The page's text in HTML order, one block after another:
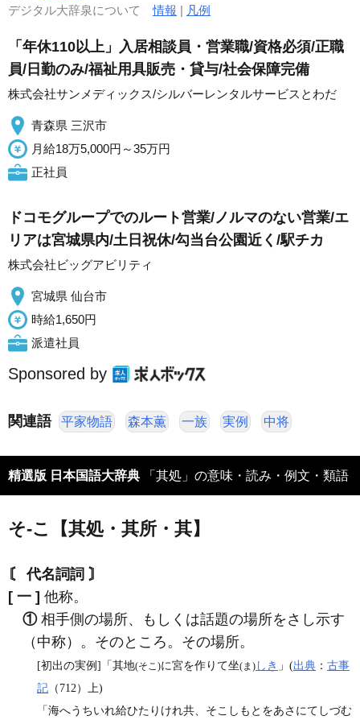
デジタル大辞泉について情報 | 凡例
「年休110以上」入居相談員・営業職/資格必須/正職
員/日勤のみ/福祉用具販売・貸与/社会保障完備
株式会社サンメディックス/シルバーレンタルサービスとわだ
青森県 三沢市
月給18万5,000円～35万円
正社員
ドコモグループでのルート営業/ノルマのない営業/エ
リアは宮城県内/土日祝休/勾当台公園近く/駅チカ
株式会社ビッグアビリティ
宮城県 仙台市
時給1,650円
派遣社員
Sponsored by
関連語 平家物語 森本薫 一族 実例 中将
精選版 日本国語大辞典 「其処」の意味・読み・例文・類語
そ‐こ【其処・其所・其】
〘 代名詞詞 〙
[ 一 ] 他称。
①相手側の場所、もしくは話題の場所をさし示す
（中称）。そのところ。その場所。
[初出の実例]「其地(そこ)に宮を作りて坐(ま) しき 」(出典 ： 古事
記 （712）上)
「海へうちいれ給ひたりけれ共、そこしもとをあさにてしづむ